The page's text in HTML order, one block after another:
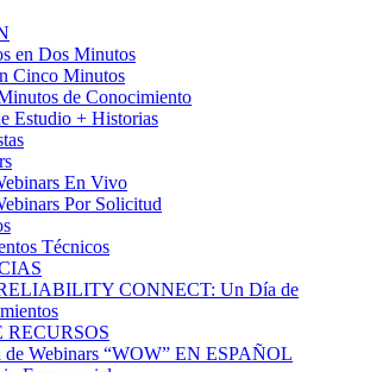
en Dos Minutos
Cinco Minutos
de Conocimiento
Estudio + Historias
En Vivo
Por Solicitud
Técnicos
CONNECT: Un Día de
RECURSOS
de Webinars “WOW” EN ESPAÑOL